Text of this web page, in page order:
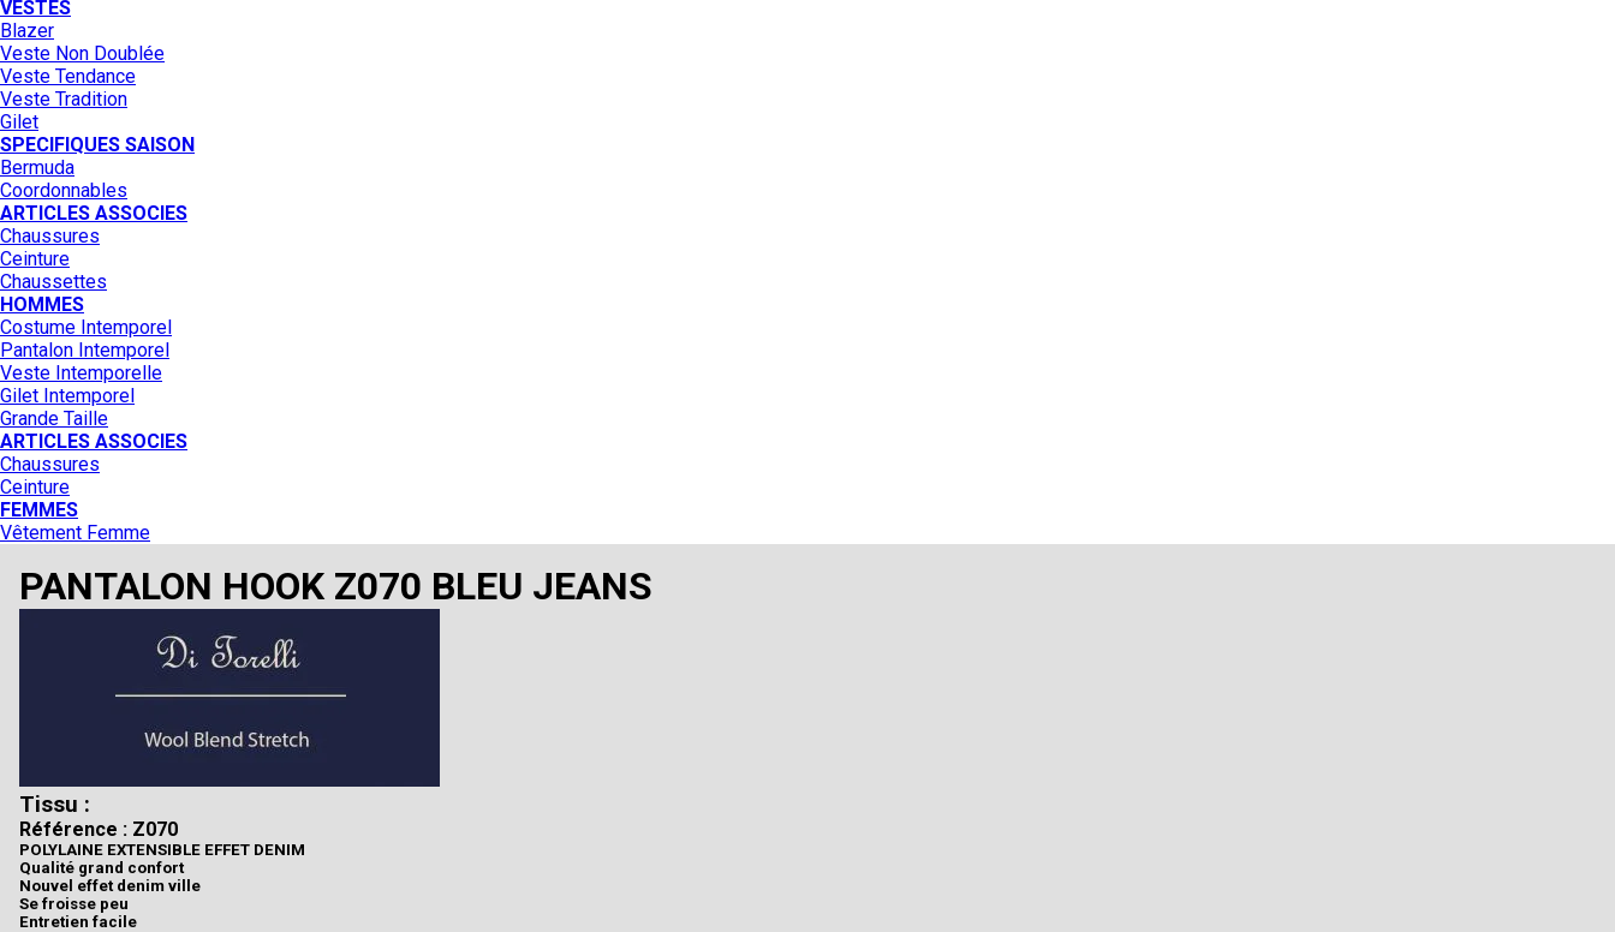
VESTES
Blazer
Veste Non Doublée
Veste Tendance
Veste Tradition
Gilet
SPECIFIQUES SAISON
Bermuda
Coordonnables
ARTICLES ASSOCIES
Chaussures
Ceinture
Chaussettes
HOMMES
Costume Intemporel
Pantalon Intemporel
Veste Intemporelle
Gilet Intemporel
Grande Taille
ARTICLES ASSOCIES
Chaussures
Ceinture
FEMMES
Vêtement Femme
PANTALON HOOK Z070 BLEU JEANS
Tissu :
Référence : Z070
POLYLAINE EXTENSIBLE EFFET DENIM
Qualité grand confort
Nouvel effet denim ville
Se froisse peu
Entretien facile